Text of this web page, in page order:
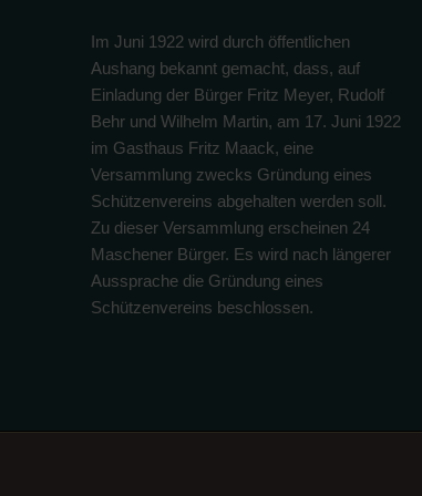
Im Juni 1922 wird durch öffentlichen
Aushang bekannt gemacht, dass, auf
Einladung der Bürger Fritz Meyer, Rudolf
Behr und Wilhelm Martin, am 17. Juni 1922
im Gasthaus Fritz Maack, eine
Versammlung zwecks Gründung eines
Schützenvereins abgehalten werden soll.
Zu dieser Versammlung erscheinen 24
Maschener Bürger. Es wird nach längerer
Aussprache die Gründung eines
Schützenvereins beschlossen.